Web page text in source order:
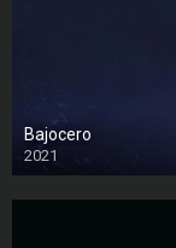
Bajocero
2021